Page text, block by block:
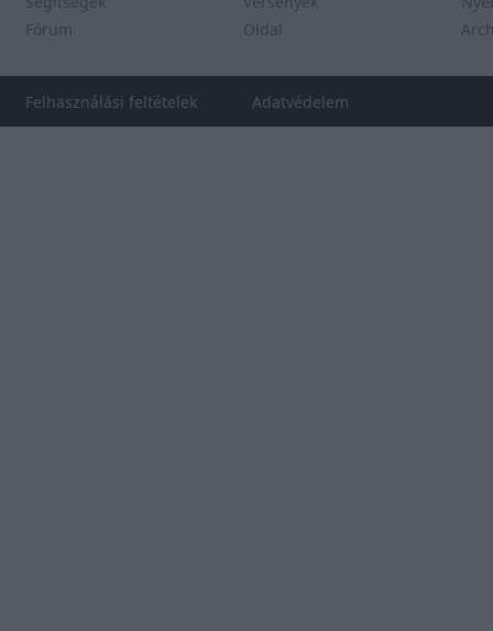
Fórum
Oldal
Felhasználási feltételek Adatvédelem